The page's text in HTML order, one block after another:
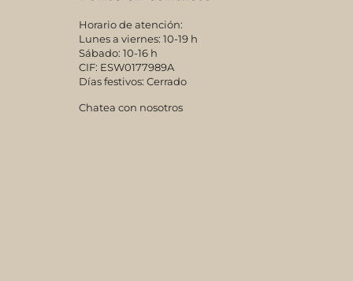
Horario de atención:
Lunes a viernes: 10-19 h
Sábado: 10-16 h
CIF: ESW0177989A
Días festivos: Cerrado
Chatea con nosotros